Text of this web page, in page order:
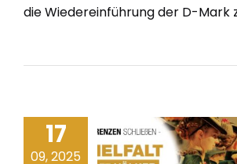
die Wiedereinführung der D-Mark
17
09, 2025